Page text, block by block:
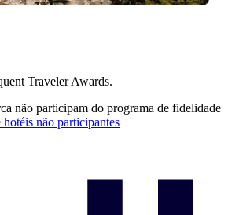
Traveler Awards.
não participam do programa de fidelidade
não participantes